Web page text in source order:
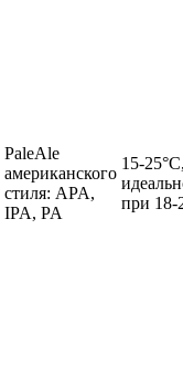
PaleAle
американского
стиля: APA,
IPA, PA
15-
при 18-